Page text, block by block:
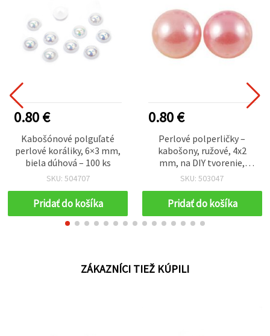
0.80 €
Kabošónové polguľaté
perlové koráliky, 6×3 mm,
biela dúhová – 100 ks
SKU: 504707
Pridať do košíka
0.80 €
Perlové polperličky –
kabošony, ružové, 4x2
mm, na DIY tvorenie,
scrapbooking, dekorácie,
SKU: 503047
Pridať do košíka
ZÁKAZNÍCI TIEŽ KÚPILI